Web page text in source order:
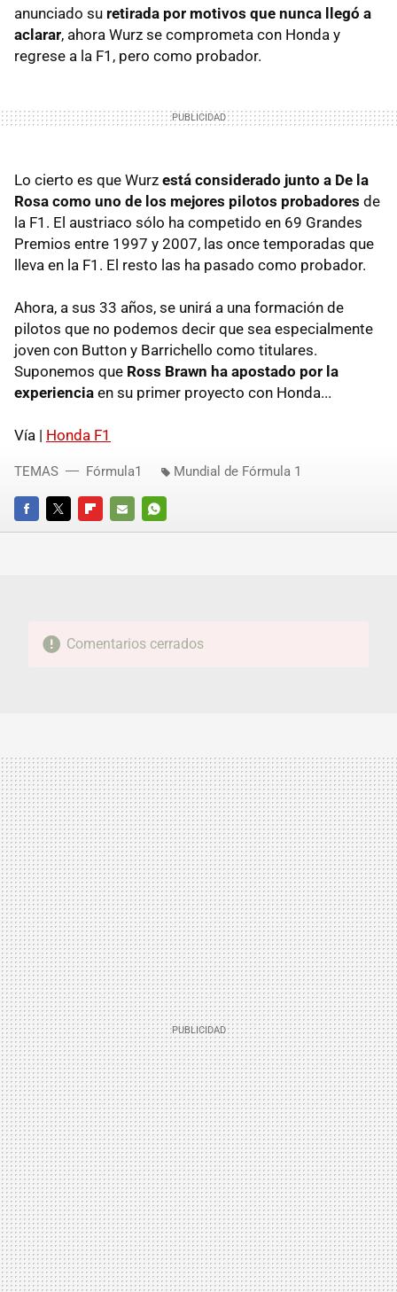
anunciado su retirada por motivos que nunca llegó a
aclarar, ahora Wurz se comprometa con Honda y
regrese a la F1, pero como probador.
Lo cierto es que Wurz está considerado junto a De la
Rosa como uno de los mejores pilotos probadores de
la F1. El austriaco sólo ha competido en 69 Grandes
Premios entre 1997 y 2007, las once temporadas que
lleva en la F1. El resto las ha pasado como probador.
Ahora, a sus 33 años, se unirá a una formación de
pilotos que no podemos decir que sea especialmente
joven con Button y Barrichello como titulares.
Suponemos que Ross Brawn ha apostado por la
experiencia en su primer proyecto con Honda...
Vía | Honda F1
FACEBOOKTWITTERFLIPBOARD
E-
WHATSAPP
TEMAS Fórmula1 Mundial de Fórmula 1
Comentarios cerrados